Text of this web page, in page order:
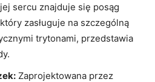
sercu znajduje się posąg
zasługuje na szczególną
trytonami, przedstawia
Zaprojektowana przez